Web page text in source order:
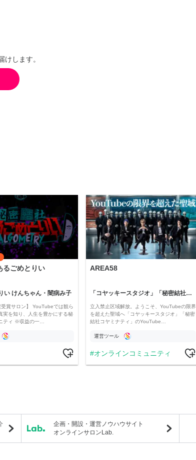
します。
るごめとりい
い けんちゃん・闇病み子
受賞サロン】 YouTubeでは観ら
実を知り、人生を豊かにする秘
ティ ※収益の一…
AREA58
「コヤッキースタジオ」「秘密結社コヤミナティ」
立入禁止区域解放。ようこそ、YouTubeの限界
を超えた聖域へ「コヤッキースタジオ」「秘密
結社コヤミナティ」のYouTube…
運営ツール
オンラインコミュニティ
企画・開設・運営ノウハウサイト
オンラインサロンLab.